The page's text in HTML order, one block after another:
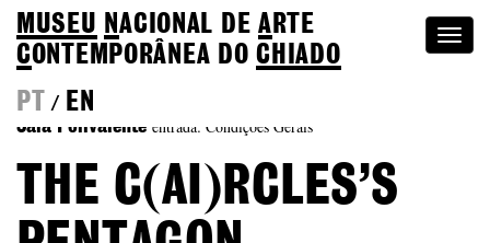
MUSEU NACIONAL DEA RTE
CONTEMPORÂNEA DOCHIADO
PT
/ EN
Sala Polivalente entrada: Condições Gerais
THE C(AI)RCLES’S